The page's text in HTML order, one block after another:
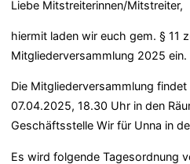
Liebe Mitstreiterinnen/Mitstreiter,
hiermit laden wir euch gem. § 11
Mitgliederversammlung 2025 ein.
Die Mitgliederversammlung
07.04.2025, 18.30 Uhr in den
Geschäftsstelle Wir für Unna in
Es wird folgende Tagesordnung